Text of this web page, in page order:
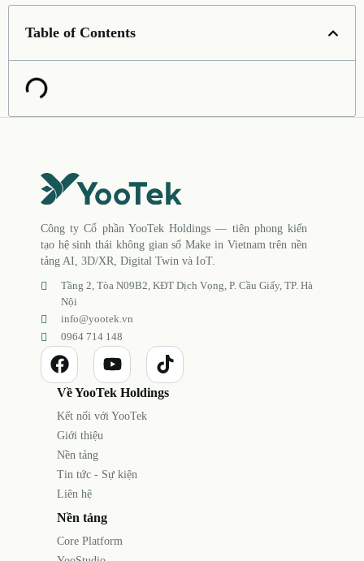
Table of Contents
Công ty Cổ phần YooTek Holdings — tiên phong kiến
tạo hệ sinh thái không gian số Make in Vietnam trên nền
tảng AI, 3D/XR, Digital Twin và IoT.
Tầng 2, Tòa N09B2, KĐT Dịch Vọng, P. Cầu Giấy, TP. Hà
Nội
info@yootek.vn
0964 714 148
Về YooTek Holdings
Kết nối với YooTek
Giới thiệu
Nền tảng
Tin tức - Sự kiện
Liên hệ
Nền tảng
Core Platform